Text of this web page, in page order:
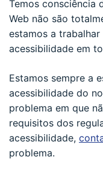
Temos consciência
Web não são
estamos a
acessibilidade em
Estamos sempre a
acessibilidade do
problema em que
requisitos dos
acessibilidade,
problema.